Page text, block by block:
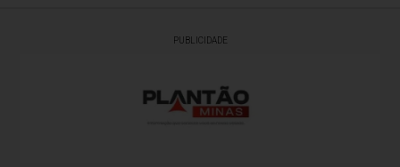
PUBLICIDADE